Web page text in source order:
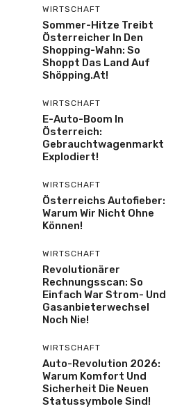
WIRTSCHAFT
Sommer-Hitze Treibt
Österreicher In Den
Shopping-Wahn: So
Shoppt Das Land Auf
Shöpping.at!
WIRTSCHAFT
E-Auto-Boom In
Österreich:
Gebrauchtwagenmarkt
Explodiert!
WIRTSCHAFT
Österreichs Autofieber:
Warum Wir Nicht Ohne
Können!
WIRTSCHAFT
Revolutionärer
Rechnungsscan: So
Einfach War Strom- Und
Gasanbieterwechsel
Noch Nie!
WIRTSCHAFT
Auto-Revolution 2026:
Warum Komfort Und
Sicherheit Die Neuen
Statussymbole Sind!